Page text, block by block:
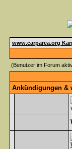
www.carparea.org
(Benutzer im Forum
Ankündigungen &